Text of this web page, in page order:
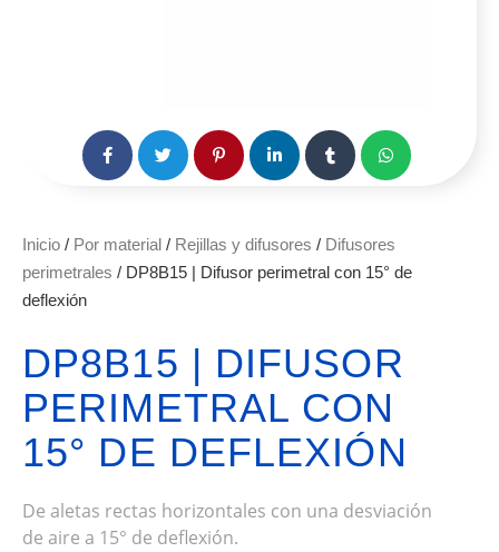
Inicio / Por material / Rejillas y difusores / Difusores
perimetrales / DP8B15 | Difusor perimetral con 15° de
deflexión
DP8B15 | DIFUSOR
PERIMETRAL CON
15° DE DEFLEXIÓN
De aletas rectas horizontales con una desviación
de aire a 15° de deflexión.